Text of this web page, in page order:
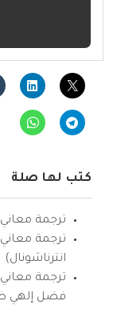
كتب لها صلة
ترجمة معاني
ترجمة معاني
انترناشونال)
ترجمة معاني
فضل إلهي